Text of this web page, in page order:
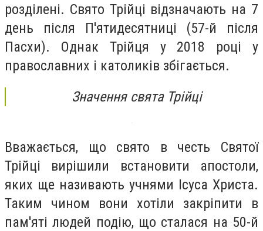
розділені. Свято Трійці відзначають на 7
день після П'ятидесятниці (57-й після
Пасхи). Однак Трійця у 2018 році у
православних і католиків збігається.
Значення свята Трійці
Вважається, що свято в честь Святої
Трійці вирішили встановити апостоли,
яких ще називають учнями Ісуса Христа.
Таким чином вони хотіли закріпити в
пам'яті людей подію, що сталася на 50-й